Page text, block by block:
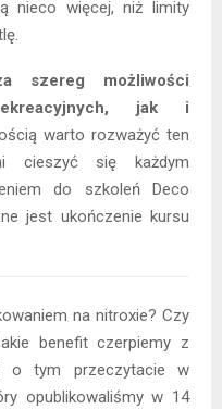
nieco więcej, niż limity
szereg możliwości
jak i
warto rozważyć ten
cieszyć się każdym
do szkoleń Deco
jest ukończenie kursu
na nitroxie? Czy
benefit czerpiemy z
o tym przeczytacie w
opublikowaliśmy w 14